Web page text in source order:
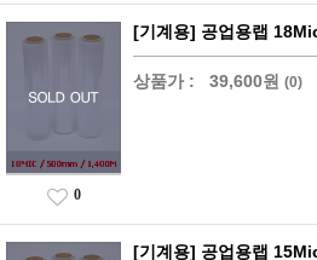
[기계용] 공업용랩
상품가 : 39,600원 (0)
0
[기계용] 공업용랩